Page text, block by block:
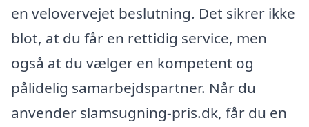
en velovervejet beslutning. Det sikrer ikke
blot, at du får en rettidig service, men
også at du vælger en kompetent og
pålidelig samarbejdspartner. Når du
anvender slamsugning-pris.dk, får du en